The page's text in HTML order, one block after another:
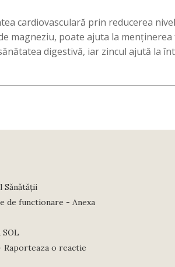
cardiovasculară prin reducerea
magneziu, poate ajuta la
digestivă, iar zincul ajută la
Sănătății
de functionare - Anexa
Raporteaza o reactie